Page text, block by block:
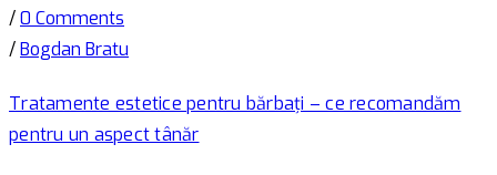
/0 Comments
/Bogdan Bratu
Tratamente estetice pentru bărbați – ce recomandăm
pentru un aspect tânăr